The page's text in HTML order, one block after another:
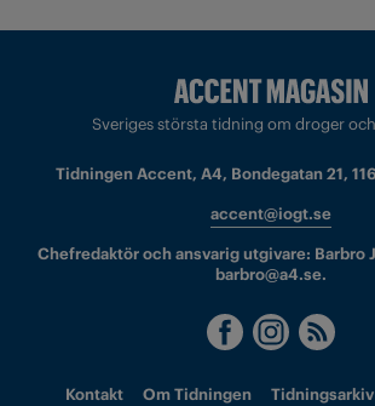
Sveriges största tidning om droger
Tidningen Accent, A4, Bondegatan 21,
accent@iogt.se
Chefredaktör och ansvarig utgivare: Barbro
barbro@a4.se.
Kontakt Om Tidningen Tidningsarkiv